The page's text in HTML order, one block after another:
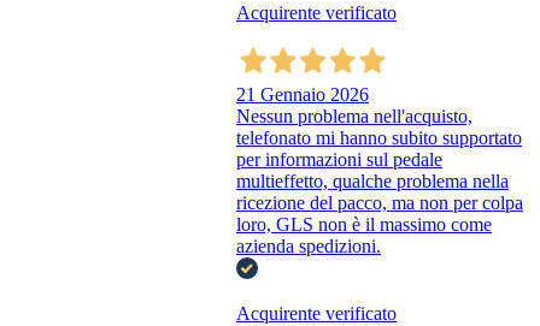
Acquirente verificato
21 Gennaio 2026
Nessun problema nell'acquisto,
telefonato mi hanno subito supportato
per informazioni sul pedale
multieffetto, qualche problema nella
ricezione del pacco, ma non per colpa
loro, GLS non è il massimo come
azienda spedizioni.
Acquirente verificato